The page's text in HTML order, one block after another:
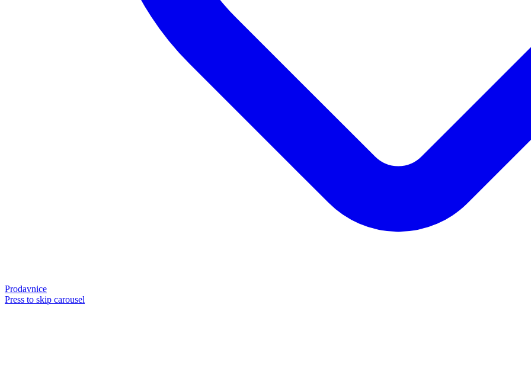
Prodavnice
Press to skip carousel